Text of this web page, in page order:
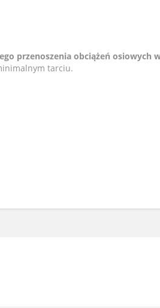
przenoszenia obciążeń osiowych
tarciu.